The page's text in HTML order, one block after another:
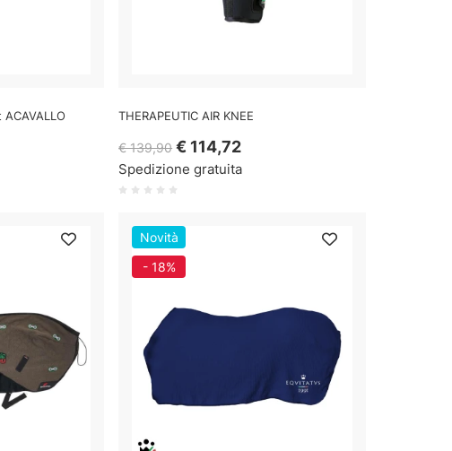
THERAPEUTIC AIR KNEE
€ 139,90 € 114,72
Spedizione gratuita
Novità
- 18%